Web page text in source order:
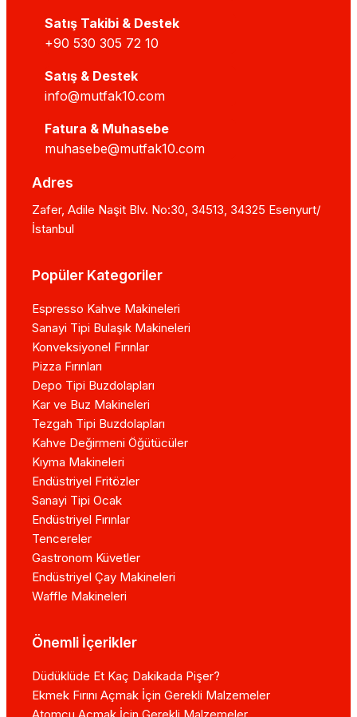
Satış Takibi & Destek
+90 530 305 72 10
Satış & Destek
info@mutfak10.com
Fatura & Muhasebe
muhasebe@mutfak10.com
Adres
Zafer, Adile Naşit Blv. No:30, 34513, 34325 Esenyurt/
İstanbul
Popüler Kategoriler
Espresso Kahve Makineleri
Sanayi Tipi Bulaşık Makineleri
Konveksiyonel Fırınlar
Pizza Fırınları
Depo Tipi Buzdolapları
Kar ve Buz Makineleri
Tezgah Tipi Buzdolapları
Kahve Değirmeni Öğütücüler
Kıyma Makineleri
Endüstriyel Fritözler
Sanayi Tipi Ocak
Endüstriyel Fırınlar
Tencereler
Gastronom Küvetler
Endüstriyel Çay Makineleri
Waffle Makineleri
Önemli İçerikler
Düdüklüde Et Kaç Dakikada Pişer?
Ekmek Fırını Açmak İçin Gerekli Malzemeler